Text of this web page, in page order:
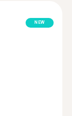
NEW